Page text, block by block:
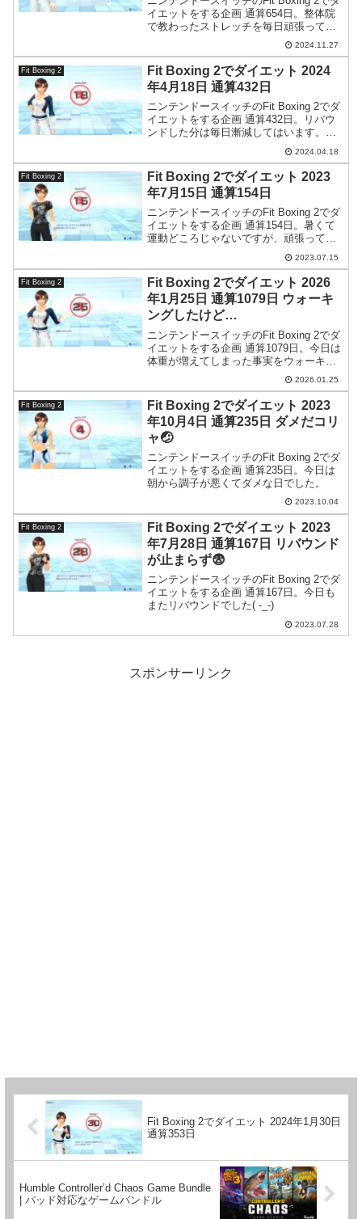
イエットをする企画 通算654日。整体院
で教わったストレッチを毎日頑張ってい
ます。この序盤の動きで習慣化できるか
が決まるので今は大切な時期です。
2024.11.27
Fit Boxing 2
Fit Boxing 2でダイエット 2024
年4月18日 通算432日
ニンテンドースイッチのFit Boxing 2でダ
イエットをする企画 通算432日。リバウ
ンドした分は毎日漸減してはいます。が
じわじわ下がるばかりでなかなか元のラ
2024.04.18
Fit Boxing 2
Fit Boxing 2でダイエット 2023
年7月15日 通算154日
ニンテンドースイッチのFit Boxing 2でダ
イエットをする企画 通算154日。暑くて
運動どころじゃないですが、頑張ってみ
2023.07.15
Fit Boxing 2
Fit Boxing 2でダイエット 2026
年1月25日 通算1079日 ウォーキ
ングしたけど…
ニンテンドースイッチのFit Boxing 2でダ
イエットをする企画 通算1079日。今日は
体重が増えてしまった事実をウォーキン
グをして思い知らされました。 2026.01.25
Fit Boxing 2
Fit Boxing 2でダイエット 2023
年10月4日 通算235日 ダメだコリ
ャ🤕
ニンテンドースイッチのFit Boxing 2でダ
イエットをする企画 通算235日。今日は
朝から調子が悪くてダメな日でした。
2023.10.04
Fit Boxing 2
Fit Boxing 2でダイエット 2023
年7月28日 通算167日 リバウンド
が止まらず😨
ニンテンドースイッチのFit Boxing 2でダ
イエットをする企画 通算167日。今日も
またリバウンドでした( -_-)
2023.07.28
スポンサーリンク
Fit Boxing 2でダイエット 2024年1月30日
通算353日
Humble Controller’d Chaos Game Bundle
| パッド対応なゲームバンドル